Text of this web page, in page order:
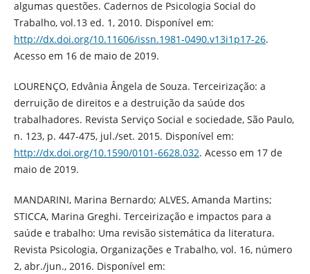
algumas questões. Cadernos de Psicologia Social do
Trabalho, vol.13 ed. 1, 2010. Disponível em:
http://dx.doi.org/10.11606/issn.1981-0490.v13i1p17-26.
Acesso em 16 de maio de 2019.
LOURENÇO, Edvânia Ângela de Souza. Terceirização: a
derruição de direitos e a destruição da saúde dos
trabalhadores. Revista Serviço Social e sociedade, São Paulo,
n. 123, p. 447-475, jul./set. 2015. Disponível em:
http://dx.doi.org/10.1590/0101-6628.032. Acesso em 17 de
maio de 2019.
MANDARINI, Marina Bernardo; ALVES, Amanda Martins;
STICCA, Marina Greghi. Terceirização e impactos para a
saúde e trabalho: Uma revisão sistemática da literatura.
Revista Psicologia, Organizações e Trabalho, vol. 16, número
2, abr./jun., 2016. Disponível em: